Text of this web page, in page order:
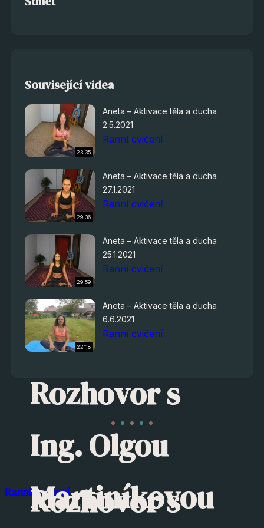
Související videa
23:35
Aneta – Aktivace těla a ducha
2.5.2021
Ranní cvičení
29:36
Aneta – Aktivace těla a ducha
27.1.2021
Ranní cvičení
29:59
Aneta – Aktivace těla a ducha
25.1.2021
Ranní cvičení
22:18
Aneta – Aktivace těla a ducha
6.6.2021
Ranní cvičení
Ranní cvičení
Rozhovor s
Ing. Olgou
Martiníkovou
Rozhovor s